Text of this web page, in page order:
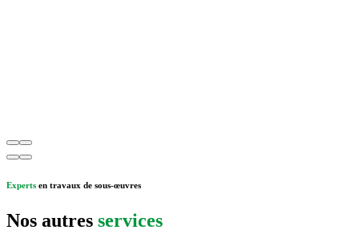
Experts en travaux de sous-œuvres
Nos autres services